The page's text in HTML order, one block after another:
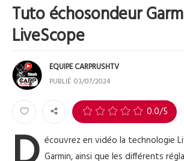
Tuto échosondeur
LiveScope
EQUIPE CARPRUSHTV
PUBLIÉ 03/07/2024
0.0/5
écouvrez en vidéo la technologie
Garmin, ainsi que les différents